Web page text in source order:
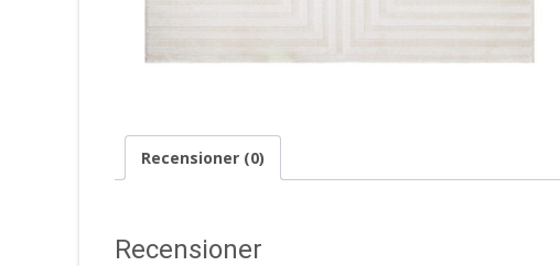
Recensioner (0)
Recensioner